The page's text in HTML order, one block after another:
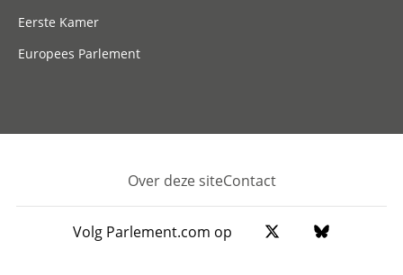
Eerste Kamer
Europees Parlement
Footer
Over deze siteContact
Volg Parlement.com op